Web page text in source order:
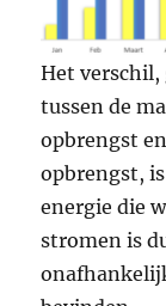
Het verschil,
tussen de
opbrengst
opbrengst,
energie die
stromen is